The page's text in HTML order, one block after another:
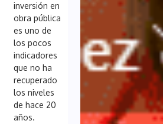
inversión en
obra pública
es uno de
los pocos
indicadores
que no ha
recuperado
los niveles
de hace 20
años.